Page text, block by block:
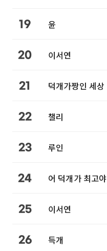
19 윤
20 이서연
21 덕개가짱인 세상
22 챌리
23 루인
24 어 덕개가 최고야
25 이서연
26 득개